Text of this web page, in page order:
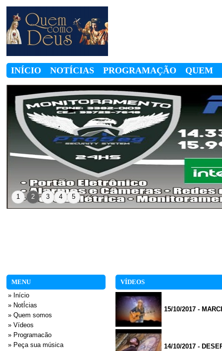
INÍCIO NOTÍCIAS PROGRAMAÇÃO
QUEM
SOMOS
1 2 3 4 5
MENU
» Início
» NotÍcias
» Quem somos
» Vídeos
» Programacão
» Peça sua música
VÍDEOS
15/10/2017 -
14/10/2017 -